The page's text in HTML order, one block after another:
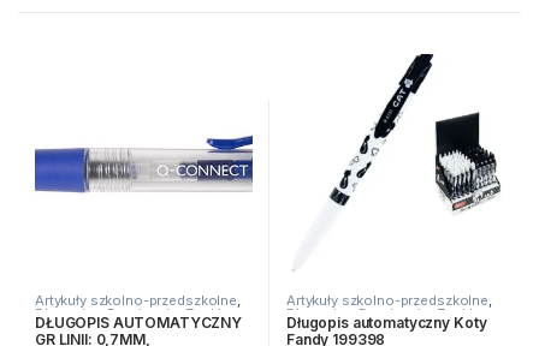
Artykuły szkolno-przedszkolne,
Długopisy,Do pisania ,Zwykłe
DŁUGOPIS AUTOMATYCZNY
GR LINII: 0,7MM,
Artykuły szkolno-przedszkolne,
Długopisy Do pisania Zwykłe
Długopis automatyczny Koty
Fandy 199398